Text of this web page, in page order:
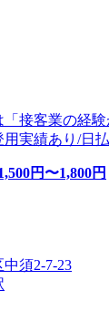
「接客業の経
実績あり/日
円〜1,800円
須2-7-23